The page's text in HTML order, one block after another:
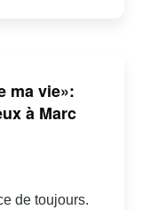
ma vie»:
à Marc
de toujours.